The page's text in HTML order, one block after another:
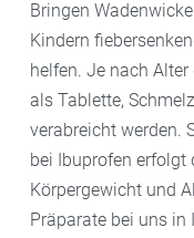
Bringen
Kindern
helfen. Je nach
als Tablette,
verabreicht werden.
bei Ibuprofen erfolgt
Körpergewicht und
Präparate bei uns in